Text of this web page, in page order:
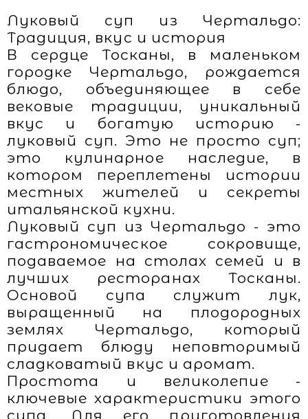
Луковый суп из Чертальдо:
Традиция, вкус и история
В сердце Тосканы, в маленьком
городке Чертальдо, рождается
блюдо, объединяющее в себе
вековые традиции, уникальный
вкус и богатую историю -
луковый суп. Это не просто суп;
это кулинарное наследие, в
котором переплетены истории
местных жителей и секреты
итальянской кухни.
Луковый суп из Чертальдо - это
гастрономическое сокровище,
подаваемое на столах семей и в
лучших ресторанах Тосканы.
Основой супа служит лук,
выращенный на плодородных
землях Чертальдо, который
придает блюду неповторимый
сладковатый вкус и аромат.
Простота и великолепие -
ключевые характеристики этого
супа. Для его приготовления